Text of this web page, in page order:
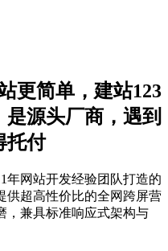
更简单，建站123
源头厂商，遇到
托付
年网站开发经验团队打造的
供超高性价比的全网跨屏营
，兼具标准响应式架构与